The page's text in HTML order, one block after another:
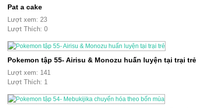
Pat a cake
Lượt xem: 23
Lượt Thích: 0
Pokemon tập 55- Airisu & Monozu huấn luyện tại trại trẻ
Lượt xem: 141
Lượt Thích: 1